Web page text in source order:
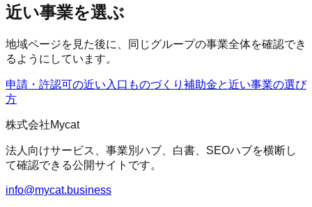
近い事業を選ぶ
地域ページを見た後に、同じグループの事業全体を確認でき
るようにしています。
申請・許認可の近い入口 ものづくり補助金と近い事業の選び
方
株式会社Mycat
法人向けサービス、事業別ハブ、白書、SEOハブを横断し
て確認できる公開サイトです。
info@mycat.business